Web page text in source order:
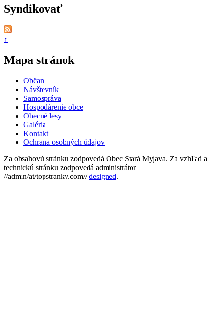
Syndikovať
↑
Mapa stránok
Občan
Návštevník
Samospráva
Hospodárenie obce
Obecné lesy
Galéria
Kontakt
Ochrana osobných údajov
Za obsahovú stránku zodpovedá Obec Stará Myjava. Za vzhľad a
technickú stránku zodpovedá administrátor
//admin/at/topstranky.com//designed.